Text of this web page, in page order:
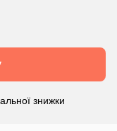
знижки